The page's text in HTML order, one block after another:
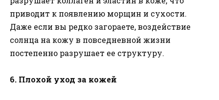
приводит к появлению морщин и сухости.
Даже если вы редко загораете, воздействие
солнца на кожу в повседневной жизни
постепенно разрушает ее структуру.
6. Плохой уход за кожей